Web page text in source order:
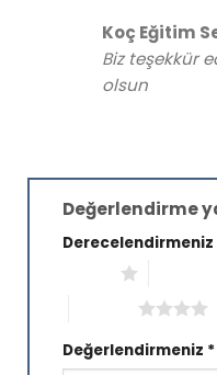
Koç Eğitim
Biz teşekkür
olsun
Değerlendirme
Derecelendirmeniz
Değerlendirmeniz *